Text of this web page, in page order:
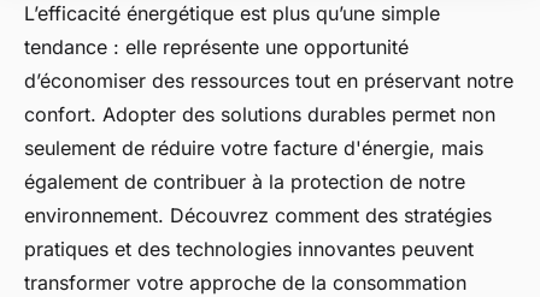
L’efficacité énergétique est plus qu’une simple
tendance : elle représente une opportunité
d’économiser des ressources tout en préservant notre
confort. Adopter des solutions durables permet non
seulement de réduire votre facture d'énergie, mais
également de contribuer à la protection de notre
environnement. Découvrez comment des stratégies
pratiques et des technologies innovantes peuvent
transformer votre approche de la consommation